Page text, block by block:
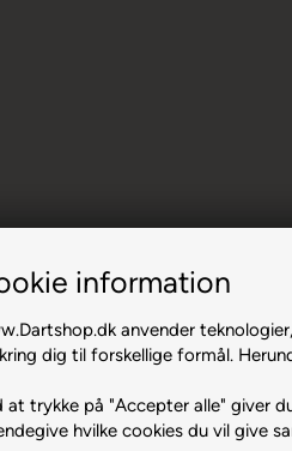
information
anvender
dig til forskellige formål.
at trykke på "Accepter alle" giver
hvilke cookies du vil give
Sort.